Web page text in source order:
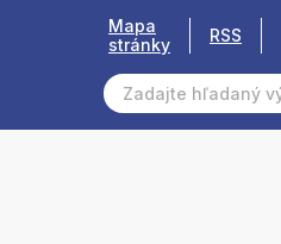
Mapa
stránky
RSS